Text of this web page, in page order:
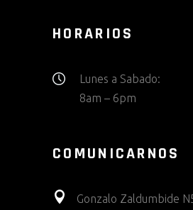
HORARIOS
Lunes a Sabado:
8am – 6pm
COMUNICARNOS
Gonzalo Zaldumbide